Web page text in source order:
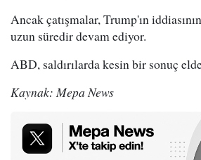
Ancak çatışmalar, Trump'ın
uzun süredir devam ediyor.
ABD, saldırılarda kesin bir sonuç
Kaynak: Mepa News